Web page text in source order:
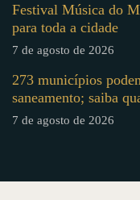
Festival Música do
para toda a cidade
7 de agosto de 2026
273 municípios
saneamento; saiba
7 de agosto de 2026